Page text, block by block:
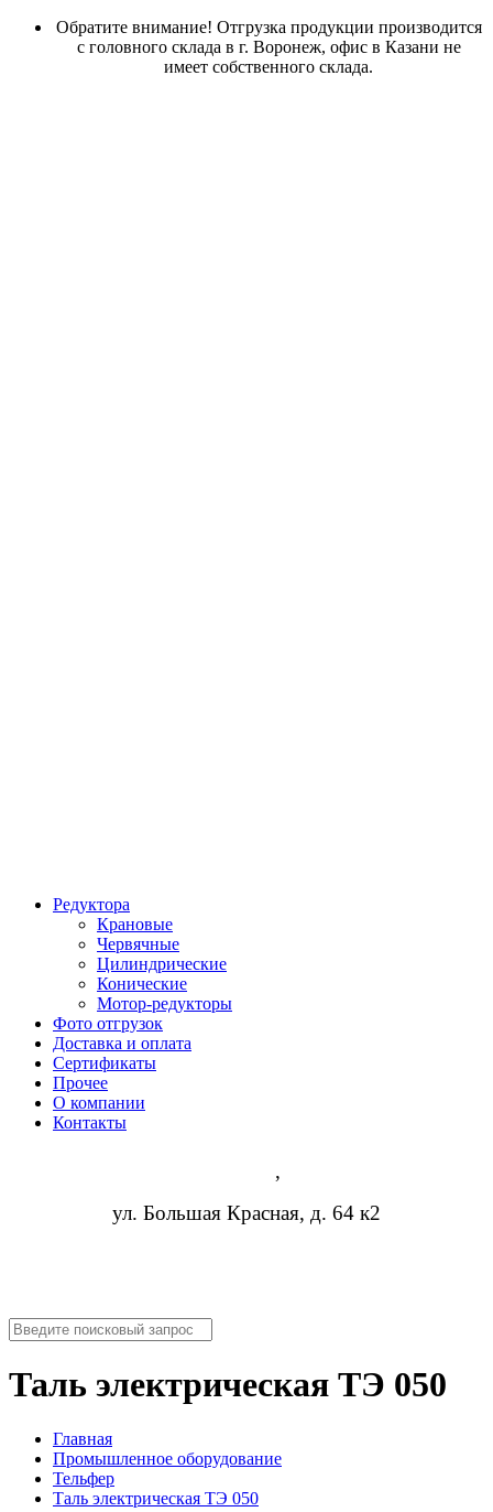
Обратите внимание! Отгрузка продукции производится
с головного склада в г. Воронеж, офис в Казани не
имеет собственного склада.
Редуктора
Крановые
Червячные
Цилиндрические
Конические
Мотор-редукторы
Фото отгрузок
Доставка и оплата
Сертификаты
Прочее
О компании
Контакты
,
ул. Большая Красная, д. 64 к2
Таль электрическая ТЭ 050
Главная
Промышленное оборудование
Тельфер
Таль электрическая ТЭ 050